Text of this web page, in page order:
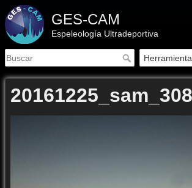
GES-CAM
Espeleología Ultradeportiva